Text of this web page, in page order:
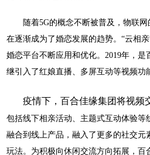
随着5G的概念不断被普及，物联
在逐渐成为了婚恋发展的趋势。“云相
婚恋平台不断应用和优化。2019年，是
继引入了红娘直播、多屏互动等视频功
疫情下， 百合佳缘集团将视频
包括线下相亲活动、主题式互动体验等
融合到线上产品，融入了更多的社交元
玩法。为积极向休闲交流方向拓展，百